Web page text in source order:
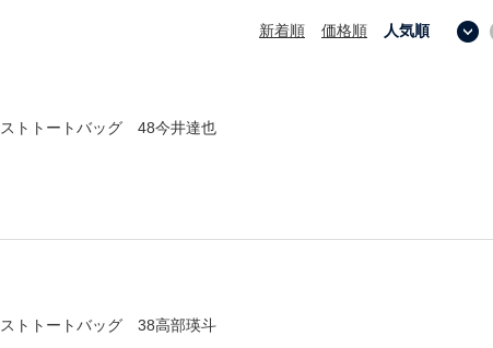
新着順 価格順 人気順
トトートバッグ 48今井達也
トトートバッグ 38高部瑛斗